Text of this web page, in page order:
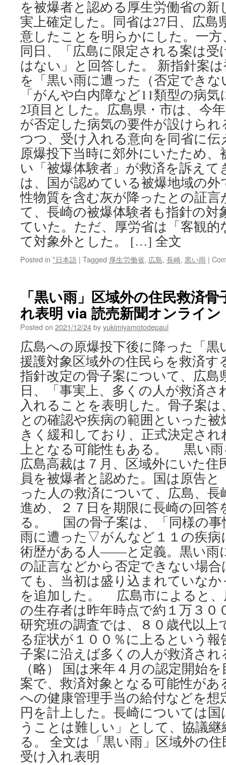
だ」
長
崎
市
長、
怒
り
あ
ら
わ
黒
い
雨
救
済
拡
大
via
毎
日
新
聞
を被爆者と認める厚生労働省の新
実上確定した。同省は27日、広島
意したことを明らかにした。一
同日、「広島に限定される案は
はない」と回答した。 新指針案
を「黒い雨に遭った（否定でき
「がんや白内障など11類型の病
2項目とした。広島県・市は、今
が否定した病気の要件が設けら
つつ、受け入れる意向を同省に
原爆投下当時に郊外にいたため
い「被爆体験者」が救済を訴え
は、国が認めている被爆地域の
性物質を含む灰が降ったとの証
て、長崎の被爆体験者も指針の
ていた。ただ、厚労省は「客観
て対象外とした。 […] 全文
Posted in *日本語 | Tagged 厚生労働省, 広島, 長崎, 黒い雨 |
「黒い雨」区域外の住民救済
れ表明 via 読売新聞オンライン
Posted on 2021/12/24byyukimiyamotodepaul
広島への原爆投下後に降った「
援護対象区域外の住民らを救済
指針改定の骨子案について、広島
日、「事実上、多くの人が救済
入れることを表明した。骨子案
との確認や疾病の範囲といった
きく緩和しており、正式決定さ
上となる可能性もある。 黒い雨
広島高裁は７月、区域外にいた住
員を被爆者と認めた。国は原告
った人の救済について、広島、
進め、２７日を期限に長崎の回答
る。 国の骨子案は、「同様の
雨に遭った▽がんなど１１の疾病
術歴がある人――と定義。黒い雨
の証言などから否定できない場
ても、当初は盛り込まれていな
を追加した。 広島市によると、
の生存者は昨年時点で約１万３０
研究班の調査では、８０歳代以上
る症状が１００％に上るという
子案に沿えば多くの人が救済され
（略） 国は来年４月の認定開始
案で、救済対象となる可能性があ
への健康管理手当の給付などを想
円を計上した。長崎については
うことは難しい」として、協議
る。 全文は「黒い雨」区域外の
受け入れ表明